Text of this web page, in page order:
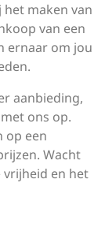
maken van
van een
ernaar om jou
aanbieding,
ons op.
op een
Wacht
en het